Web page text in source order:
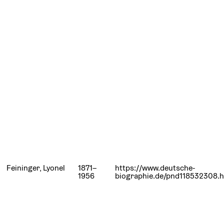
Feininger, Lyonel 1871–
1956
https://www.deutsche-
biographie.de/